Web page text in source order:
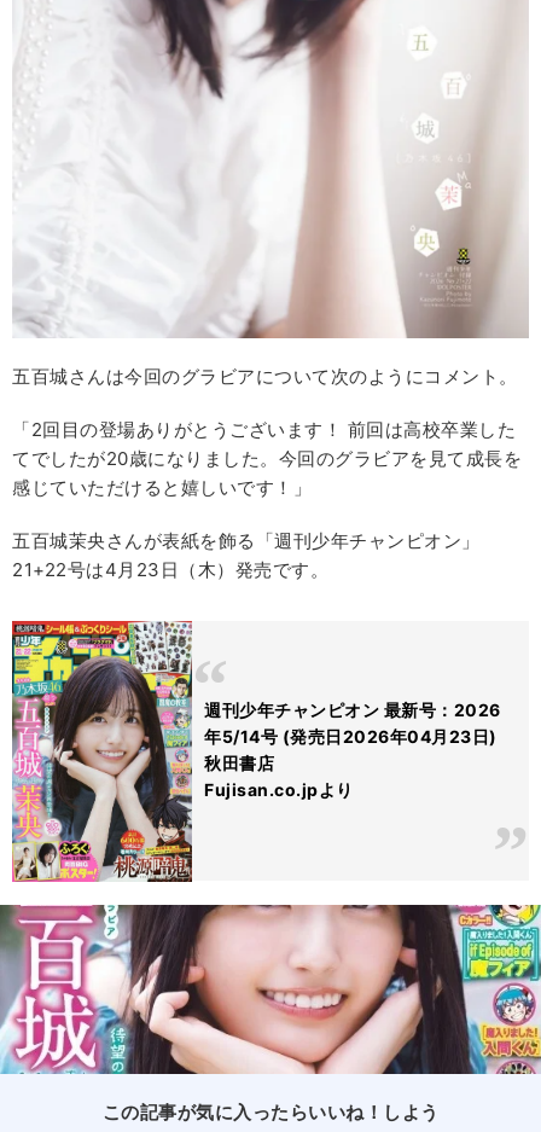
五百城さんは今回のグラビアについて次のようにコメント。
「2回目の登場ありがとうございます！ 前回は高校卒業した
てでしたが20歳になりました。今回のグラビアを見て成長を
感じていただけると嬉しいです！」
五百城茉央さんが表紙を飾る「週刊少年チャンピオン」
21+22号は4月23日（木）発売です。
週刊少年チャンピオン 最新号：2026
年5/14号 (発売日2026年04月23日)
秋田書店
Fujisan.co.jpより
この記事が気に入ったらいいね！しよう